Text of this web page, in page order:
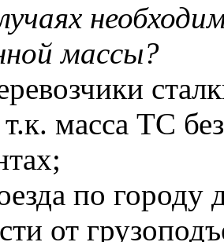
массы?
масса ТС
по городу
от